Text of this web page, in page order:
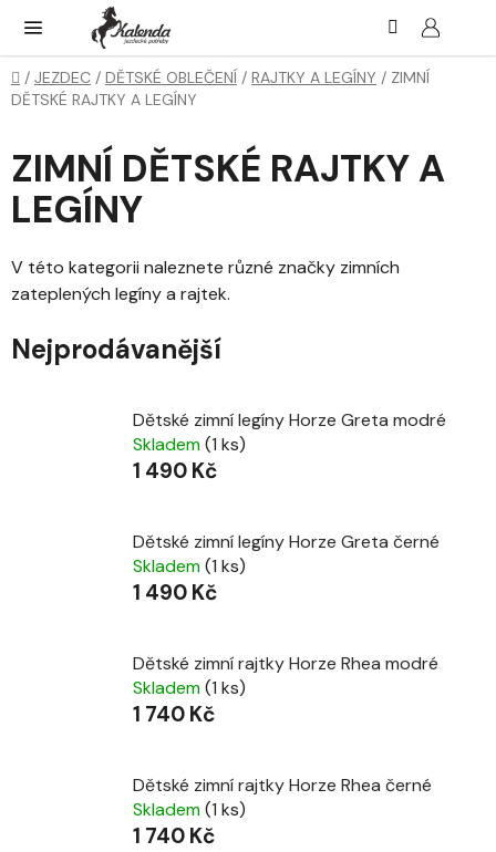
obsah
Domů
/ JEZDEC / DĚTSKÉ OBLEČENÍ / RAJTKY A LEGÍNY / ZIMNÍ
DĚTSKÉ RAJTKY A LEGÍNY
ZIMNÍ DĚTSKÉ RAJTKY A
LEGÍNY
V této kategorii naleznete různé značky zimních
zateplených legíny a rajtek.
Nejprodávanější
Dětské zimní legíny Horze Greta modré
Skladem(1 ks)
1 490 Kč
Dětské zimní legíny Horze Greta černé
Skladem(1 ks)
1 490 Kč
Dětské zimní rajtky Horze Rhea modré
Skladem(1 ks)
1 740 Kč
Dětské zimní rajtky Horze Rhea černé
Skladem(1 ks)
1 740 Kč